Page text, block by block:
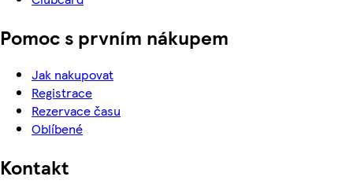
Pomoc s prvním nákupem
Jak nakupovat
Registrace
Rezervace času
Oblíbené
Kontakt